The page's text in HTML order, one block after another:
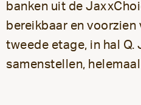
banken uit de
bereikbaar en
tweede etage, in hal
samenstellen,